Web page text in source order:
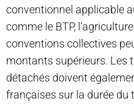
conventionnel applicable
comme le BTP,
conventions collectives
montants supérieurs. Les
détachés doivent
françaises sur la durée du